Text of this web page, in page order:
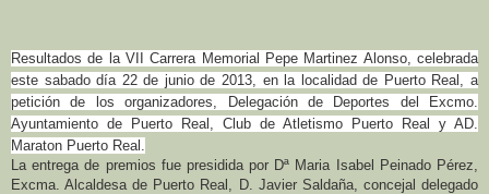
Resultados de la VII Carrera Memorial Pepe Martinez Alonso, celebrada
este sabado día 22 de junio de 2013, en la localidad de Puerto Real, a
petición de los organizadores, Delegación de Deportes del Excmo.
Ayuntamiento de Puerto Real, Club de Atletismo Puerto Real y AD.
Maraton Puerto Real.
La entrega de premios fue presidida por Dª Maria Isabel Peinado Pérez,
Excma. Alcaldesa de Puerto Real, D. Javier Saldaña, concejal delegado